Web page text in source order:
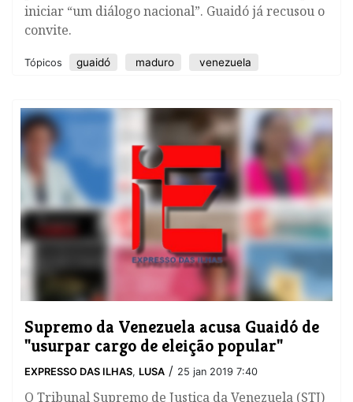
iniciar “um diálogo nacional”. Guaidó já recusou o
convite.
Tópicos guaidó maduro venezuela
Supremo da Venezuela acusa Guaidó de
"usurpar cargo de eleição popular"
EXPRESSO DAS ILHAS, LUSA / 25 jan 2019 7:40
O Tribunal Supremo de Justiça da Venezuela (STJ)